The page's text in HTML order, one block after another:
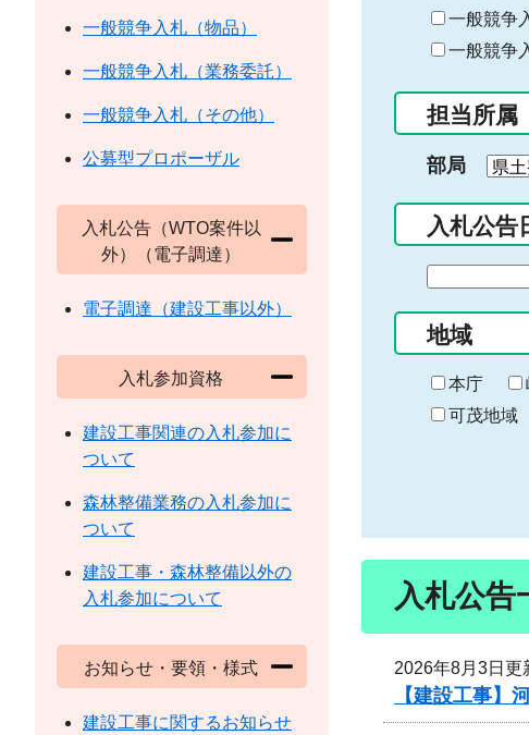
一般競争
一般競争
担当所属
部局
入札公告
の
始
ま
り
地域
本庁
可茂地域
入札公告
2026年8月3日更
【建設工事
一般競争入札（物品）
一般競争入札（業務委託）
一般競争入札（その他）
公募型プロポーザル
入札公告（WTO案件以
外）（電子調達）
電子調達（建設工事以外）
入札参加資格
建設工事関連の入札参加に
ついて
森林整備業務の入札参加に
ついて
建設工事・森林整備以外の
入札参加について
お知らせ・要領・様式
建設工事に関するお知らせ